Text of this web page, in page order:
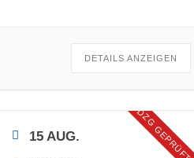
DETAILS ANZEIGEN
15 AUG. DZG GEPRÜFT